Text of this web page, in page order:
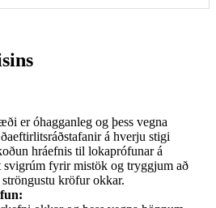
er óhagganleg og þess vegna
á hverju stigi
hráefnis til lokaprófunar á
fyrir mistök og tryggjum að
kröfur okkar.